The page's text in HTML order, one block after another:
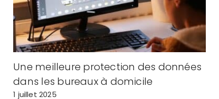
Une meilleure protection des données
dans les bureaux à domicile
1 juillet 2025